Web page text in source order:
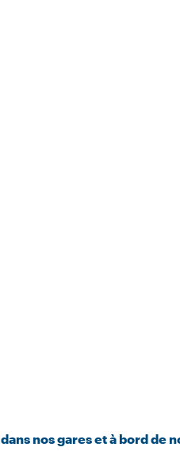
nos gares et à bord de